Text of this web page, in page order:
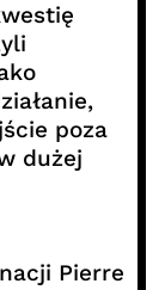
poza
dużej
Pierre